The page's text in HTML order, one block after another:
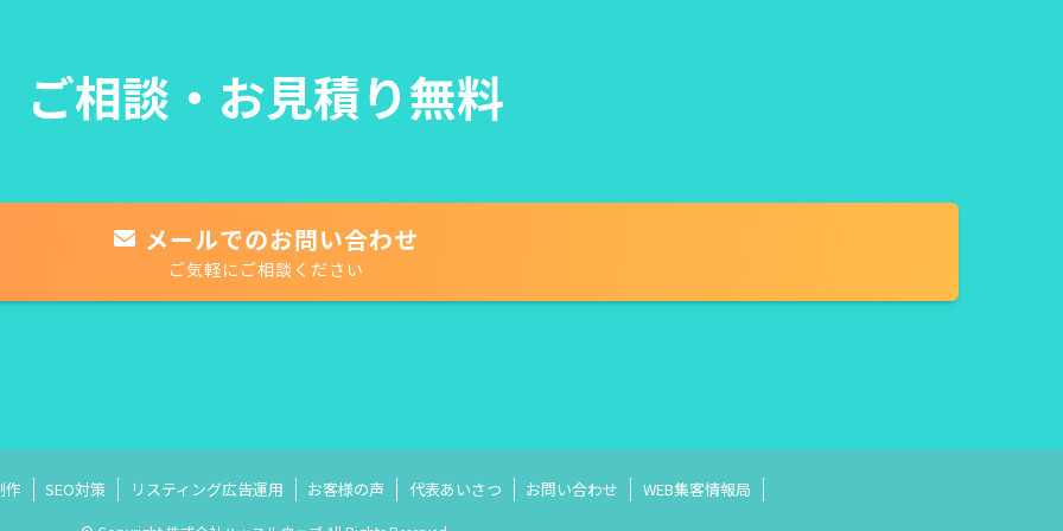
ご相談・お見積り無料
メールでのお問い合わせ
ご気軽にご相談ください
作 SEO対策 リスティング広告運用 お客様の声 代表あいさつ お問い合わせ WEB集客情報局